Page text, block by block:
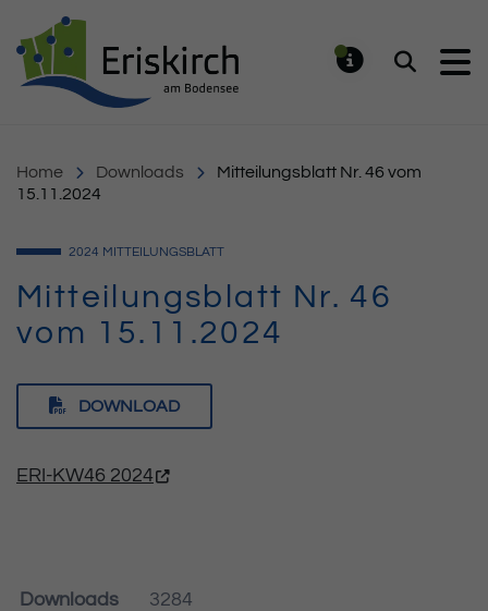
Suchen
Home Downloads
Mitteilungsblatt Nr. 46 vom
15.11.2024
2024 MITTEILUNGSBLATT
Mitteilungsblatt Nr. 46
vom 15.11.2024
DOWNLOAD
ERI-KW46 2024
Downloads 3284